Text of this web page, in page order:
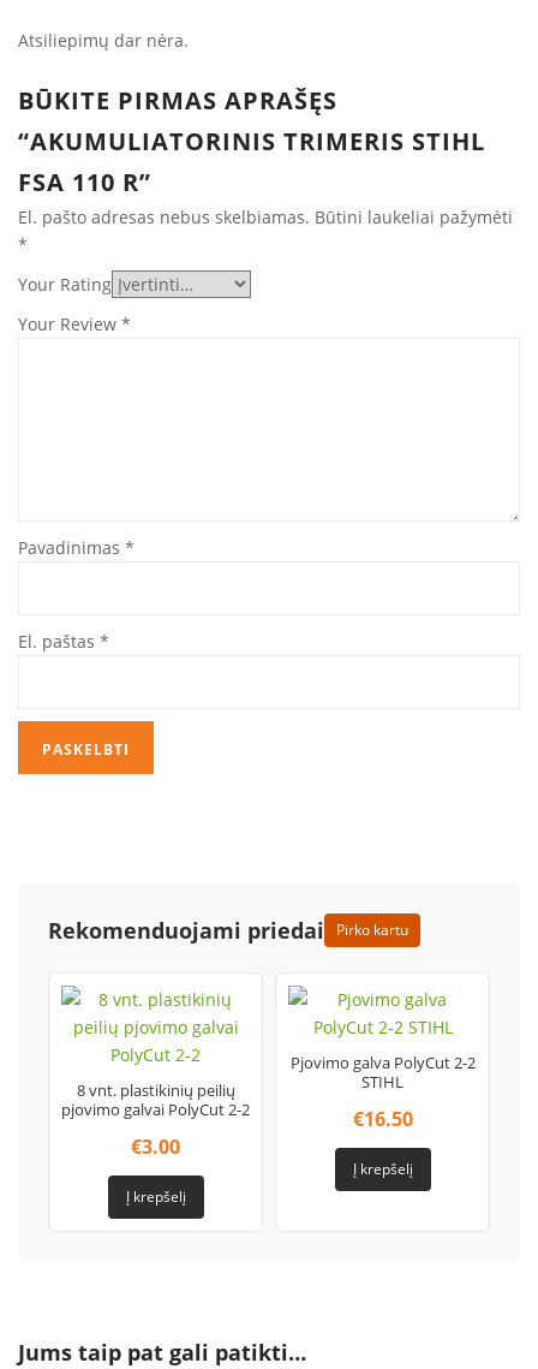
Atsiliepimų dar nėra.
BŪKITE PIRMAS APRAŠĘS
“AKUMULIATORINIS TRIMERIS STIHL
FSA 110 R”
El. pašto adresas nebus skelbiamas. Būtini laukeliai pažymėti
*
Your Rating
Your Review *
Pavadinimas *
El. paštas *
Rekomenduojami priedai Pirko kartu
8 vnt. plastikinių peilių
pjovimo galvai PolyCut 2-2
€3.00
Į krepšelį
Pjovimo galva PolyCut 2-2
STIHL
€16.50
Į krepšelį
Jums taip pat gali patikti…